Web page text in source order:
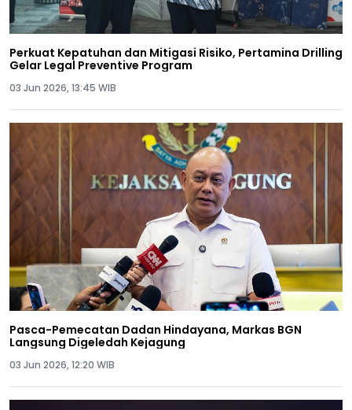
Perkuat Kepatuhan dan Mitigasi Risiko, Pertamina Drilling
Gelar Legal Preventive Program
03 Jun 2026, 13:45 WIB
Pasca-Pemecatan Dadan Hindayana, Markas BGN
Langsung Digeledah Kejagung
03 Jun 2026, 12:20 WIB